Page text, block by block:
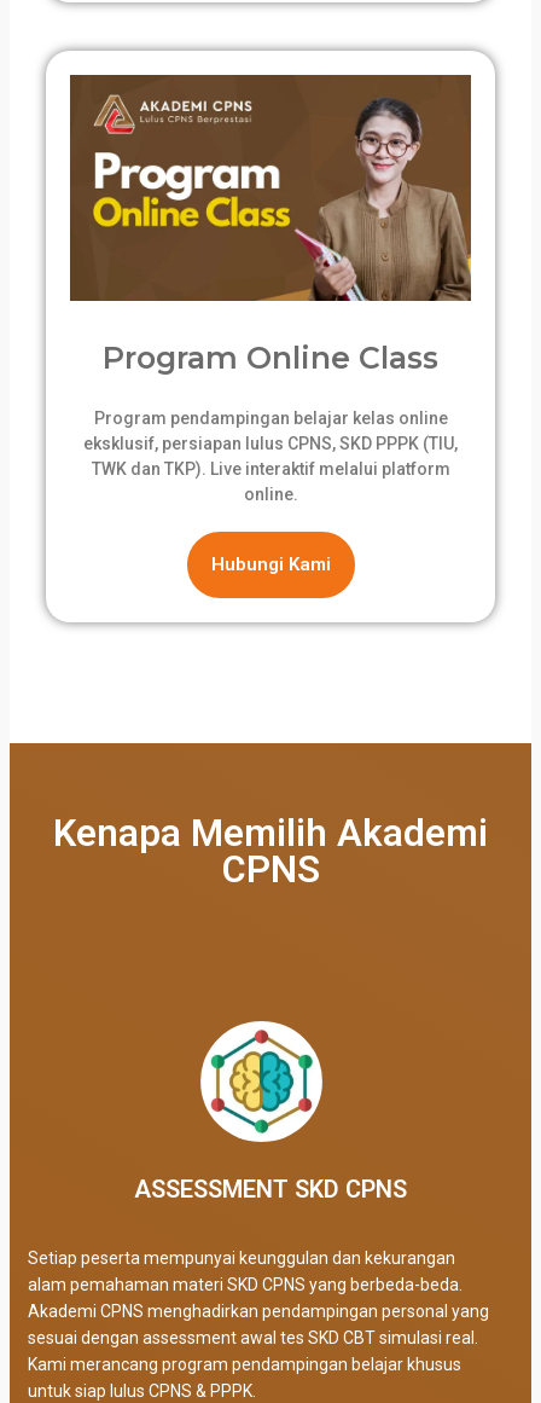
Program Online Class
Program pendampingan belajar kelas online
eksklusif, persiapan lulus CPNS, SKD PPPK (TIU,
TWK dan TKP). Live interaktif melalui platform
online.
Hubungi Kami
Kenapa Memilih Akademi
CPNS
ASSESSMENT SKD CPNS
Setiap peserta mempunyai keunggulan dan kekurangan
alam pemahaman materi SKD CPNS yang berbeda-beda.
Akademi CPNS menghadirkan pendampingan personal yang
sesuai dengan assessment awal tes SKD CBT simulasi real.
Kami merancang program pendampingan belajar khusus
untuk siap lulus CPNS & PPPK.